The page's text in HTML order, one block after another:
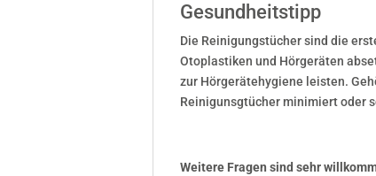
Gesundheitstipp
Die Reinigungstücher sind die
Otoplastiken und Hörgeräten
zur Hörgerätehygiene leisten.
Reinigunsgtücher minimiert oder
Weitere Fragen sind sehr